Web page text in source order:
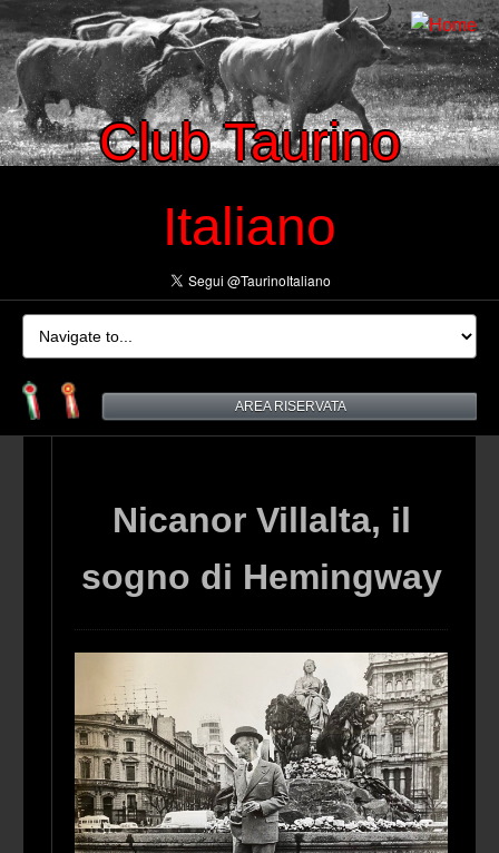
Club Taurino
Italiano
AREA RISERVATA
Nicanor Villalta, il
sogno di Hemingway